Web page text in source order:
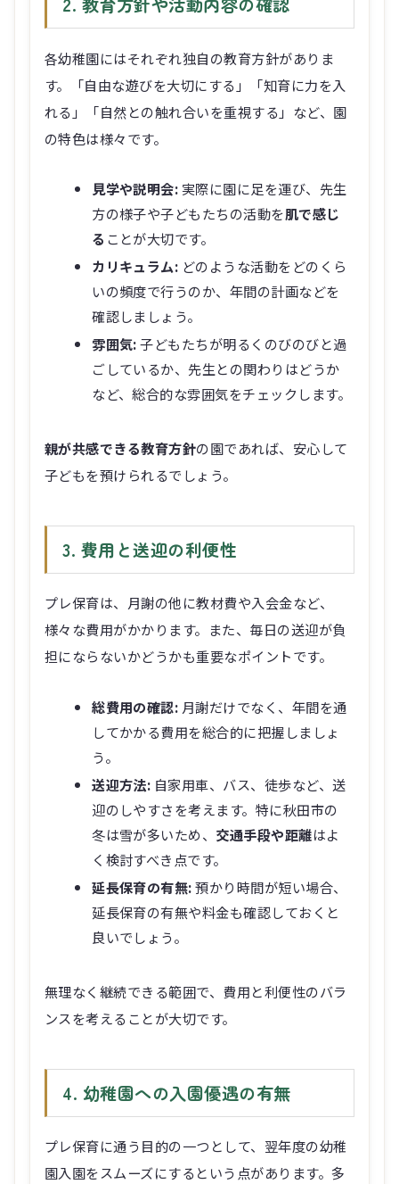
各幼稚園にはそれぞれ独自の教育方針がありま
す。「自由な遊びを大切にする」「知育に力を入
れる」「自然との触れ合いを重視する」など、園
の特色は様々です。
見学や説明会: 実際に園に足を運び、先生
方の様子や子どもたちの活動を肌で感じ
る ことが大切です。
カリキュラム: どのような活動をどのくら
いの頻度で行うのか、年間の計画などを
確認しましょう。
雰囲気:子どもたちが明るくのびのびと過
ごしているか、先生との関わりはどうか
など、総合的な雰囲気をチェックします。
親が共感できる教育方針の園であれば、安心して
子どもを預けられるでしょう。
3. 費用と送迎の利便性
プレ保育は、月謝の他に教材費や入会金など、
様々な費用がかかります。また、毎日の送迎が負
担にならないかどうかも重要なポイントです。
総費用の確認: 月謝だけでなく、年間を通
してかかる費用を総合的に把握しましょ
う。
送迎方法: 自家用車、バス、徒歩など、送
迎のしやすさを考えます。特に秋田市の
冬は雪が多いため、 交通手段や距離はよ
く検討すべき点です。
延長保育の有無:預かり時間が短い場合、
延長保育の有無や料金も確認しておくと
良いでしょう。
無理なく継続できる範囲で、費用と利便性のバラ
ンスを考えることが大切です。
4. 幼稚園への入園優遇の有無
プレ保育に通う目的の一つとして、翌年度の幼稚
園入園をスムーズにするという点があります。多